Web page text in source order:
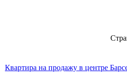
Квартира на продажу в центре